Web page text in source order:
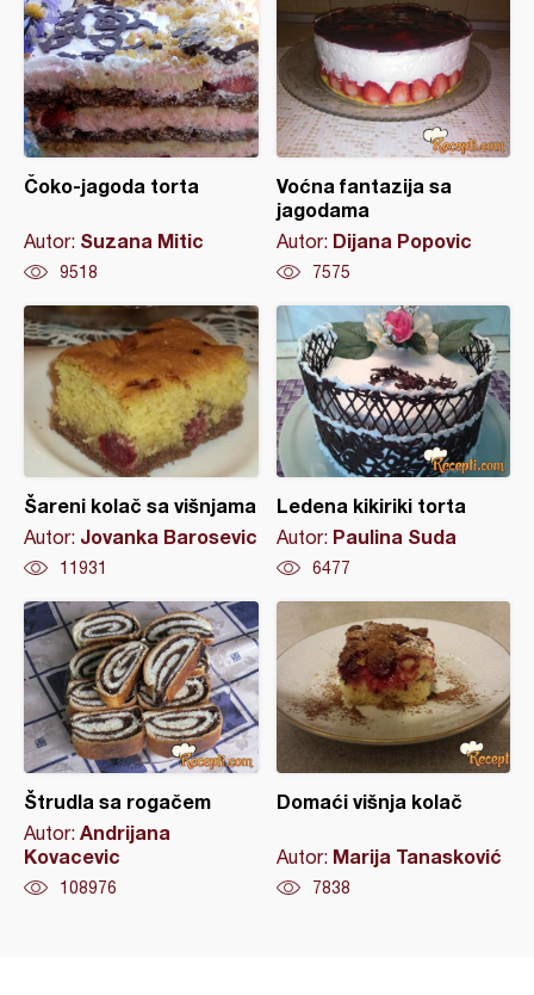
Čoko-jagoda torta
Autor: Suzana Mitic
9518
Voćna fantazija sa
jagodama
Autor: Dijana Popovic
7575
Šareni kolač sa višnjama
Autor: Jovanka Barosevic
11931
Ledena kikiriki torta
Autor: Paulina Suda
6477
Štrudla sa rogačem
Autor: Andrijana
Kovacevic
108976
Domaći višnja kolač
Autor: Marija Tanasković
7838